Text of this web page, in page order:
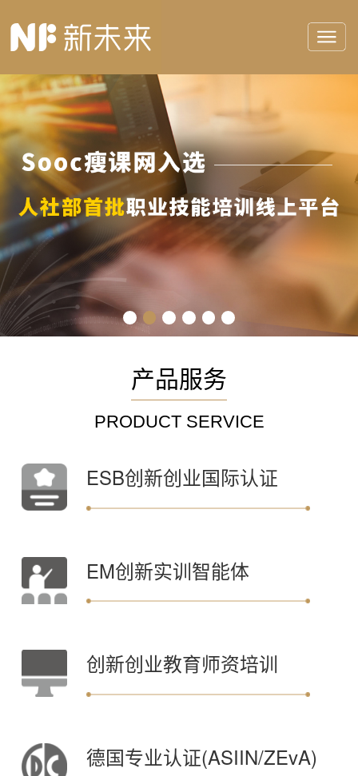
产品服务
PRODUCT SERVICE
ESB创新创业国际认证
EM创新实训智能体
创新创业教育师资培训
德国专业认证(ASIIN/ZEvA)